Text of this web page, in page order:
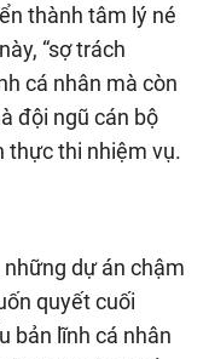
thành tâm lý né
“sợ trách
cá nhân mà còn
đội ngũ cán bộ
thực thi nhiệm vụ.
dự án chậm
quyết cuối
bản lĩnh cá nhân